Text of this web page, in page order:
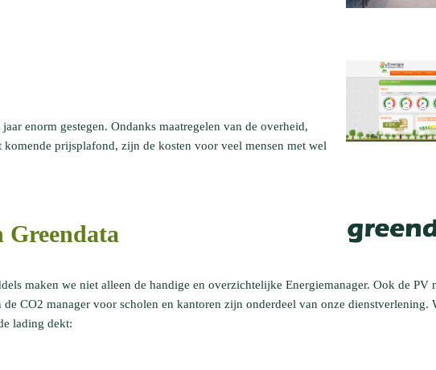
enorm gestegen. Ondanks maatregelen van de overheid,
prijsplafond, zijn de kosten voor veel mensen met wel
Greendata
maken we niet alleen de handige en overzichtelijke Energiemanager. Ook de PV
CO2 manager voor scholen en kantoren zijn onderdeel van onze dienstverlening.
lading dekt: